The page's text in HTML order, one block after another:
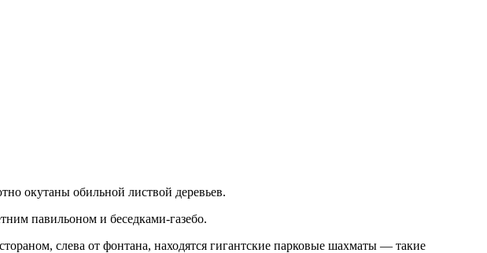
окутаны обильной листвой деревьев.
павильоном и беседками-газебо.
слева от фонтана, находятся гигантские парковые шахматы — такие